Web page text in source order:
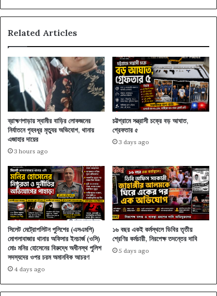
Related Articles
ব্রাহ্মণপাড়ায় স্বামীর বাড়ির লোকজনের
নির্যাতনে গৃহবধূর মৃত্যুর অভিযোগ, থানায়
এজাহার দায়ের
3 hours ago
চট্টগ্রামে সন্ত্রাসী চক্রে বড় আঘাত,
গ্রেফতার ৫
3 days ago
সিলেট মেট্রোপলিটন পুলিশের (এসএমপি)
মোগলাবাজার থানার অফিসার ইনচার্জ (ওসি)
মোঃ মনির হোসেনের বিরুদ্ধে অধীনস্থ পুলিশ
সদস্যদের ওপর চরম অমানবিক আচরণ
4 days ago
১৬ বছর একই কর্মস্থলে ডিবির তৃতীয়
শ্রেণির কর্মচারী, নিরপেক্ষ তদন্তের দাবি
5 days ago